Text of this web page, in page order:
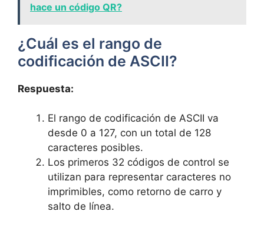
hace un código QR?
¿Cuál es el rango de
codificación ⁣de ASCII?
Respuesta:
El rango de⁢ codificación de ASCII va
desde 0‌ a 127, con un total de 128
caracteres posibles.
Los primeros 32 códigos de ⁢control se
utilizan para representar caracteres⁣ no
imprimibles, como retorno ⁤de carro y
salto de línea.